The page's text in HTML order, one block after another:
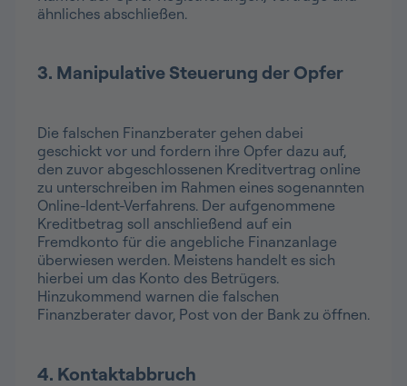
ähnliches abschließen.
3. Manipulative Steuerung der Opfer
Die falschen Finanzberater gehen dabei
geschickt vor und fordern ihre Opfer dazu auf,
den zuvor abgeschlossenen Kreditvertrag online
zu unterschreiben im Rahmen eines sogenannten
Online-Ident-Verfahrens. Der aufgenommene
Kreditbetrag soll anschließend auf ein
Fremdkonto für die angebliche Finanzanlage
überwiesen werden. Meistens handelt es sich
hierbei um das Konto des Betrügers.
Hinzukommend warnen die falschen
Finanzberater davor, Post von der Bank zu öffnen.
4. Kontaktabbruch